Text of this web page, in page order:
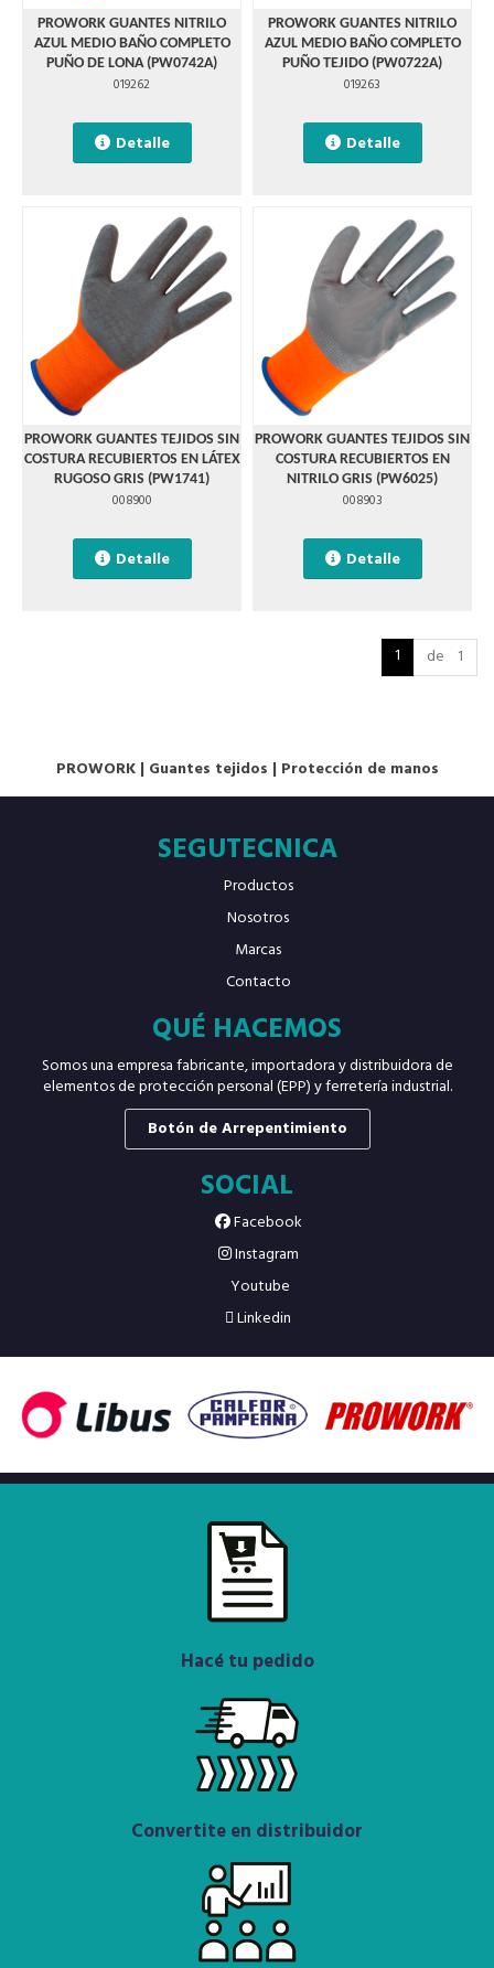
PROWORK GUANTES NITRILO
AZUL MEDIO BAÑO COMPLETO
PUÑO DE LONA (PW0742A)
019262
Detalle
PROWORK GUANTES NITRILO
AZUL MEDIO BAÑO COMPLETO
PUÑO TEJIDO (PW0722A)
019263
Detalle
PROWORK GUANTES TEJIDOS SIN
COSTURA RECUBIERTOS EN LÁTEX
RUGOSO GRIS (PW1741)
008900
Detalle
PROWORK GUANTES TEJIDOS SIN
COSTURA RECUBIERTOS EN
NITRILO GRIS (PW6025)
008903
Detalle
1 de 1
PROWORK| Guantes tejidos | Protección de manos
SEGUTECNICA
Productos
Nosotros
Marcas
Contacto
QUÉ HACEMOS
Somos una empresa fabricante, importadora y distribuidora de
elementos de protección personal (EPP) y ferretería industrial.
Botón de Arrepentimiento
SOCIAL
Facebook
Instagram
Youtube
Linkedin
Hacé tu pedido
Convertite en distribuidor